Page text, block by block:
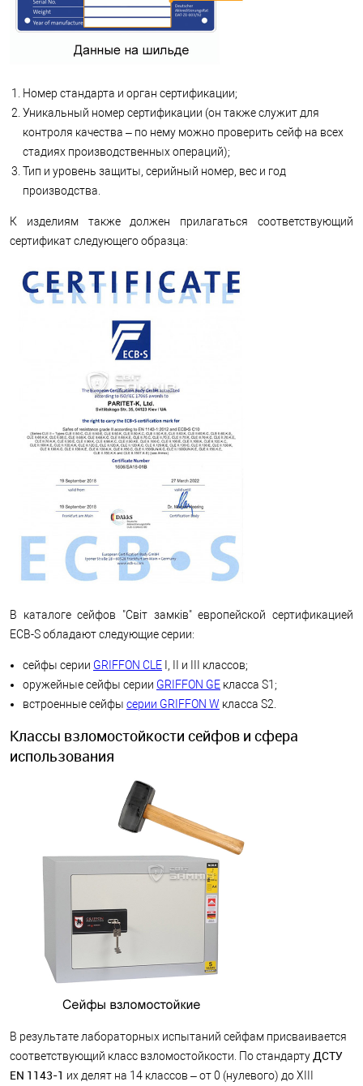
Номер стандарта и орган сертификации;
Уникальный номер сертификации (он также служит для
контроля качества – по нему можно проверить сейф на всех
стадиях производственных операций);
Тип и уровень защиты, серийный номер, вес и год
производства.
К изделиям также должен прилагаться соответствующий
сертификат следующего образца:
В каталоге сейфов "Світ замків" европейской сертификацией
ECB-S обладают следующие серии:
сейфы серии GRIFFON CLE I, II и III классов;
оружейные сейфы серии GRIFFON GE класса S1;
встроенные сейфы серии GRIFFON W класса S2.
Классы взломостойкости сейфов и сфера
использования
В результате лабораторных испытаний сейфам присваивается
соответствующий класс взломостойкости. По стандартуДСТУ
EN 1143-1 их делят на 14 классов – от 0 (нулевого) до XIII